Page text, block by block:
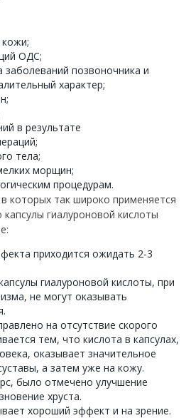
кожи;
ОДС;
заболеваний позвоночника и
характер;
в результате
тела;
морщин;
процедурам.
которых так широко применяется
гиалуроновой кислоты
приходится ожидать 2-3
гиалуроновой кислоты, при
не могут оказывать
на отсутствие скорого
тем, что кислота в капсулах,
оказывает значительное
а затем уже на кожу.
было отмечено улучшение
хруста.
хороший эффект и на зрение.